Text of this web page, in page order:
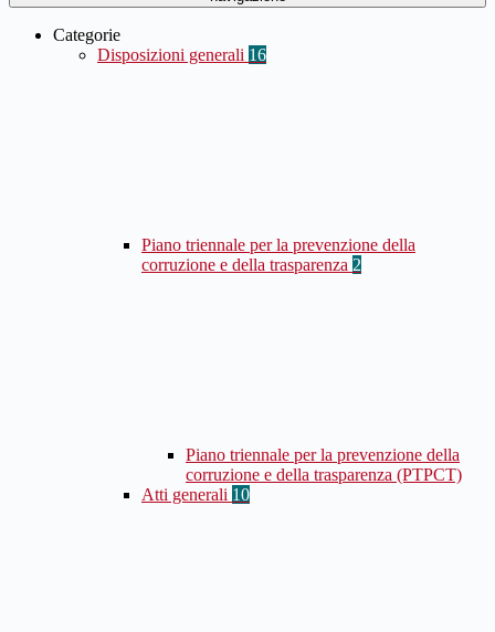
Categorie
Disposizioni generali 16
Piano triennale per la prevenzione della
corruzione e della trasparenza 2
Piano triennale per la prevenzione della
corruzione e della trasparenza (PTPCT)
Atti generali 10